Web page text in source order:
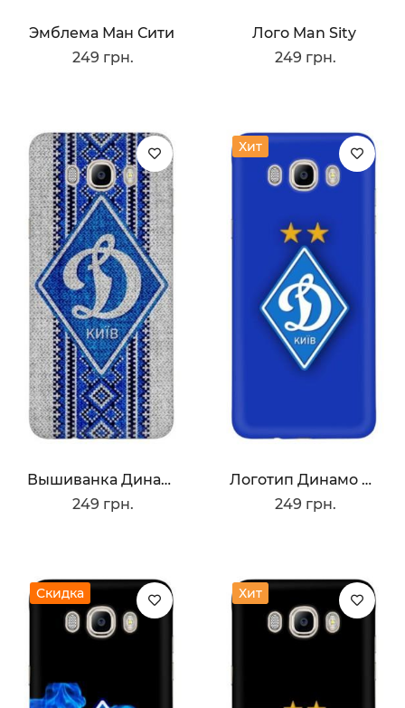
Эмблема Ман Сити
249 грн.
Лого Man Sity
249 грн.
Вышиванка Динамо
249 грн.
Хит
Логотип Динамо Киев
249 грн.
Скидка Хит